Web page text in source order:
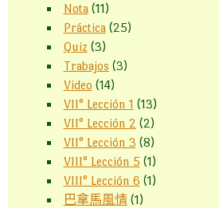
Nota(11)
Práctica(25)
Quiz (3)
Trabajos (3)
Video (14)
VII° Lección 1 (13)
VII° Lección 2 (2)
VII° Lección 3 (8)
VIII° Lección 5 (1)
VIII° Lección 6 (1)
巴拿馬風情(1)